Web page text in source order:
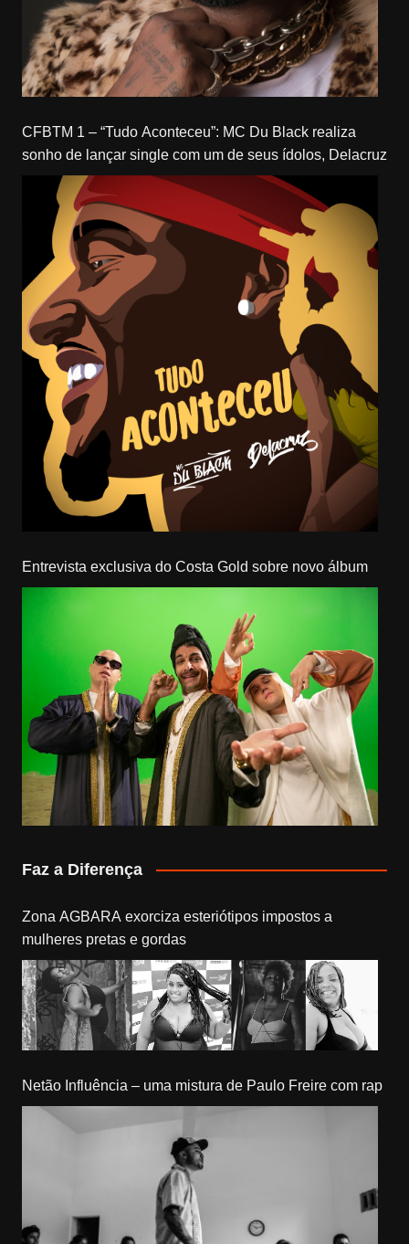
CFBTM 1 – “Tudo Aconteceu”: MC Du Black realiza
sonho de lançar single com um de seus ídolos, Delacruz
Entrevista exclusiva do Costa Gold sobre novo álbum
Faz a Diferença
Zona AGBARA exorciza esteriótipos impostos a
mulheres pretas e gordas
Netão Influência – uma mistura de Paulo Freire com rap